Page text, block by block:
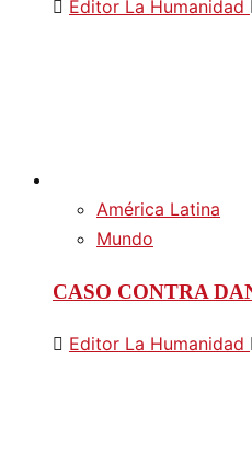
Editor La Humanidad
América Latina
Mundo
CASO CONTRA
Editor La Humanidad